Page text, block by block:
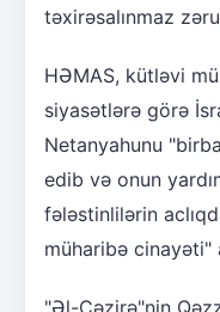
təxirəsalınmaz
HƏMAS, kütləvi
siyasətlərə görə
Netanyahunu
edib və onun
fələstinlilərin
müharibə cinayəti"
"Əl-Cəzirə"nin